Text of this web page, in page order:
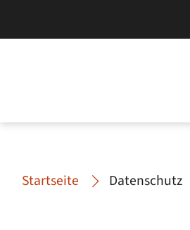
Startseite Datenschutz